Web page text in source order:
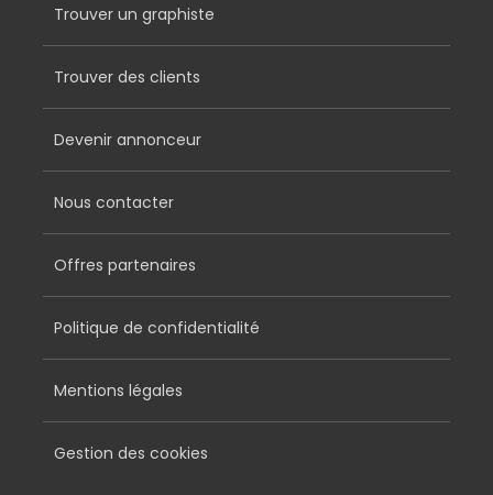
Trouver un graphiste
Trouver des clients
Devenir annonceur
Nous contacter
Offres partenaires
Politique de confidentialité
Mentions légales
Gestion des cookies